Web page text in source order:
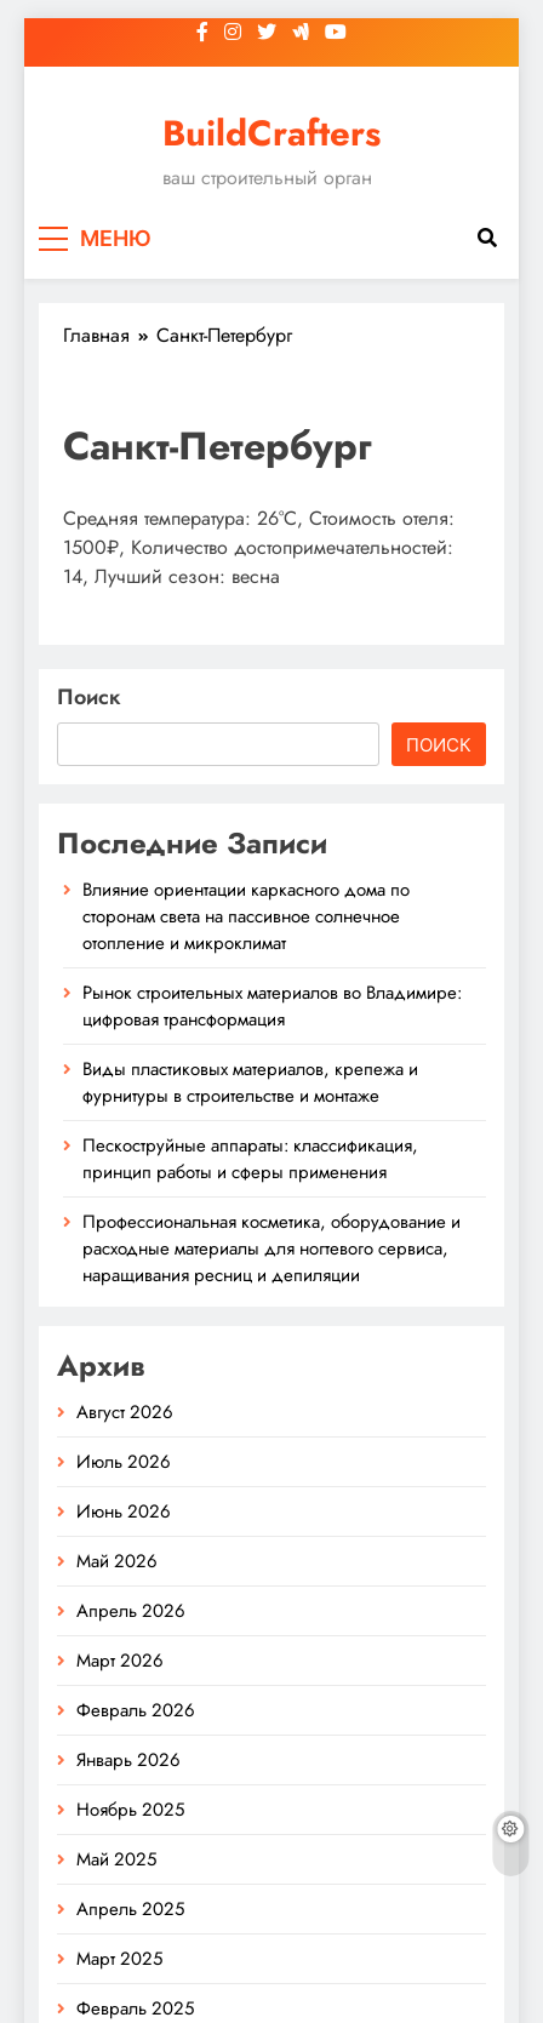
к
BuildCrafters
ваш строительный орган
МЕНЮ
Главная Санкт-Петербург
Санкт-Петербург
Средняя температура: 26°C, Стоимость отеля:
1500₽, Количество достопримечательностей:
14, Лучший сезон: весна
Поиск
ПОИСК
Последние Записи
Влияние ориентации каркасного дома по
сторонам света на пассивное солнечное
отопление и микроклимат
Рынок строительных материалов во Владимире:
цифровая трансформация
Виды пластиковых материалов, крепежа и
фурнитуры в строительстве и монтаже
Пескоструйные аппараты: классификация,
принцип работы и сферы применения
Профессиональная косметика, оборудование и
расходные материалы для ногтевого сервиса,
наращивания ресниц и депиляции
Архив
Август 2026
Июль 2026
Июнь 2026
Май 2026
Апрель 2026
Март 2026
Февраль 2026
Январь 2026
Ноябрь 2025
Май 2025
Апрель 2025
Март 2025
Февраль 2025